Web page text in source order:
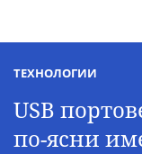
ТЕХНОЛОГИИ
USB
по-ясни